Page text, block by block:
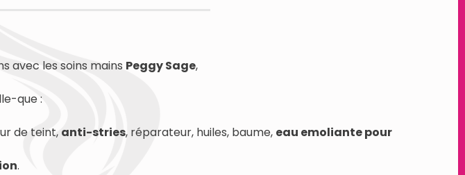
avec les soins mains Peggy Sage,
que :
de teint, anti-stries, réparateur, huiles, baume, eau emoliante pour
.